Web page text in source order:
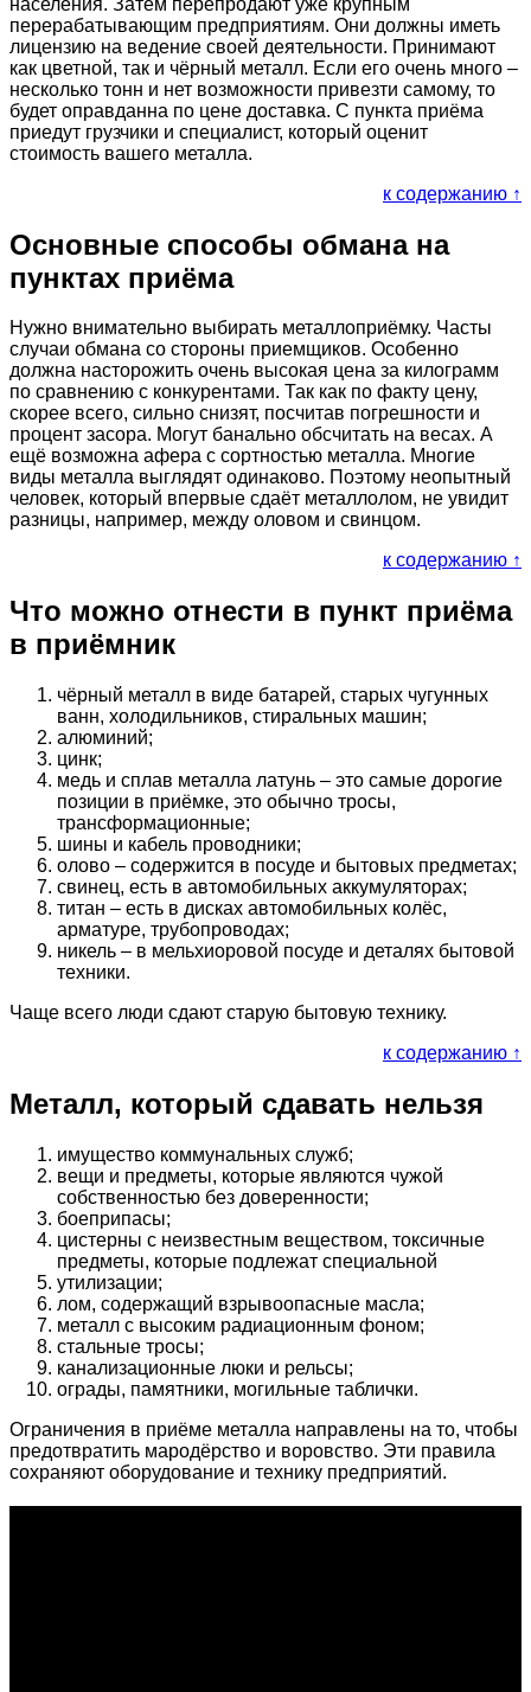
перерабатывающим предприятиям. Они должны иметь
лицензию на ведение своей деятельности. Принимают
как цветной, так и чёрный металл. Если его очень много –
несколько тонн и нет возможности привезти самому, то
будет оправданна по цене доставка. С пункта приёма
приедут грузчики и специалист, который оценит
стоимость вашего металла.
к содержанию ↑
Основные способы обмана на
пунктах приёма
Нужно внимательно выбирать металлоприёмку. Часты
случаи обмана со стороны приемщиков. Особенно
должна насторожить очень высокая цена за килограмм
по сравнению с конкурентами. Так как по факту цену,
скорее всего, сильно снизят, посчитав погрешности и
процент засора. Могут банально обсчитать на весах. А
ещё возможна афера с сортностью металла. Многие
виды металла выглядят одинаково. Поэтому неопытный
человек, который впервые сдаёт металлолом, не увидит
разницы, например, между оловом и свинцом.
к содержанию ↑
Что можно отнести в пункт приёма
в приёмник
чёрный металл в виде батарей, старых чугунных
ванн, холодильников, стиральных машин;
алюминий;
цинк;
медь и сплав металла латунь – это самые дорогие
позиции в приёмке, это обычно тросы,
трансформационные;
шины и кабель проводники;
олово – содержится в посуде и бытовых предметах;
свинец, есть в автомобильных аккумуляторах;
титан – есть в дисках автомобильных колёс,
арматуре, трубопроводах;
никель – в мельхиоровой посуде и деталях бытовой
техники.
Чаще всего люди сдают старую бытовую технику.
к содержанию ↑
Металл, который сдавать нельзя
имущество коммунальных служб;
вещи и предметы, которые являются чужой
собственностью без доверенности;
боеприпасы;
цистерны с неизвестным веществом, токсичные
предметы, которые подлежат специальной
утилизации;
лом, содержащий взрывоопасные масла;
металл с высоким радиационным фоном;
стальные тросы;
канализационные люки и рельсы;
ограды, памятники, могильные таблички.
Ограничения в приёме металла направлены на то, чтобы
предотвратить мародёрство и воровство. Эти правила
сохраняют оборудование и технику предприятий.